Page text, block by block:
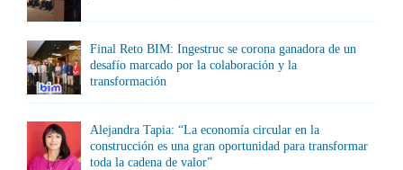
Final Reto BIM: Ingestruc se corona ganadora de un
desafío marcado por la colaboración y la
transformación
Alejandra Tapia: “La economía circular en la
construcción es una gran oportunidad para transformar
toda la cadena de valor”